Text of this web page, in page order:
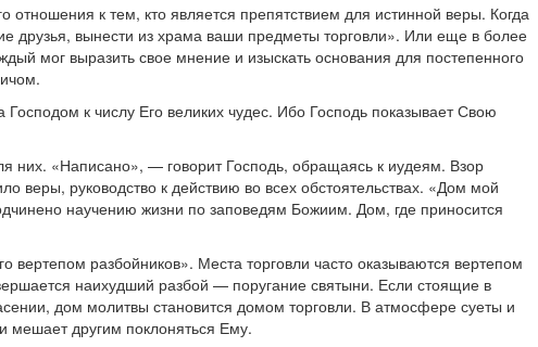
к тем, кто является препятствием для истинной веры. Когда
друзья, вынести из храма ваши предметы торговли». Или еще в более
мог выразить свое мнение и изыскать основания для постепенного
к числу Его великих чудес. Ибо Господь показывает Свою
«Написано», — говорит Господь, обращаясь к иудеям. Взор
руководство к действию во всех обстоятельствах. «Дом мой
научению жизни по заповедям Божиим. Дом, где приносится
разбойников». Места торговли часто оказываются вертепом
наихудший разбой — поругание святыни. Если стоящие в
дом молитвы становится домом торговли. В атмосфере суеты и
мешает другим поклоняться Ему.